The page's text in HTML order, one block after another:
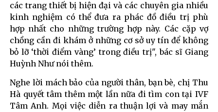
các trang thiết bị hiện đại và các chuyên gia nhiều
kinh nghiệm có thể đưa ra phác đồ điều trị phù
hợp nhất cho những trường hợp này. Các cặp vợ
chồng cần đi khám ở những cơ sở uy tín để không
bỏ lỡ ‘thời điểm vàng’ trong điều trị", bác sĩ Giang
Huỳnh Như nói thêm.
Nghe lời mách bảo của người thân, bạn bè, chị Thu
Hà quyết tâm thêm một lần nữa đi tìm con tại IVF
Tâm Anh. Mọi việc diễn ra thuận lợi và may mắn